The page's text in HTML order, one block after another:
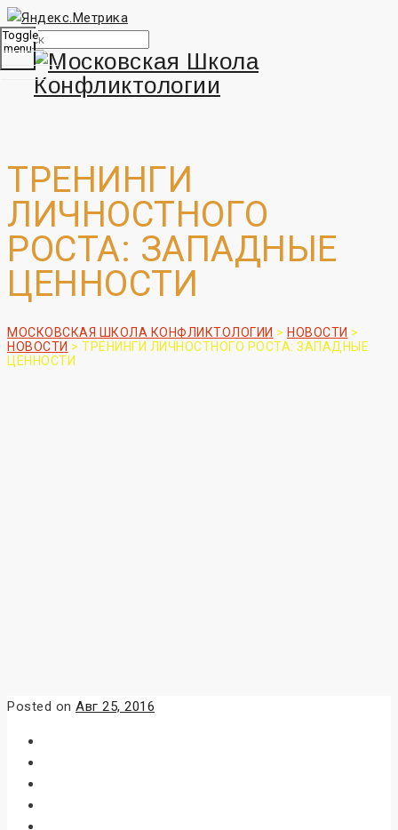
Toggle
menu
ТРЕНИНГИ
ЛИЧНОСТНОГО
РОСТА: ЗАПАДНЫЕ
ЦЕННОСТИ
МОСКОВСКАЯ ШКОЛА КОНФЛИКТОЛОГИИ > НОВОСТИ >
НОВОСТИ > ТРЕНИНГИ ЛИЧНОСТНОГО РОСТА: ЗАПАДНЫЕ
ЦЕННОСТИ
Posted on Авг 25, 2016